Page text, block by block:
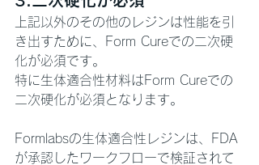
上記以外のその他のレジンは性能を引
き出すために、Form Cureでの二次硬
化が必須です。
特に生体適合性材料はForm Cureでの
二次硬化が必須となります。
Formlabsの生体適合性レジンは、FDA
が承認したワークフローで検証されて